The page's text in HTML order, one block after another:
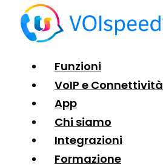
Funzioni
VoIP e Connettività
App
Chi siamo
Integrazioni
Formazione